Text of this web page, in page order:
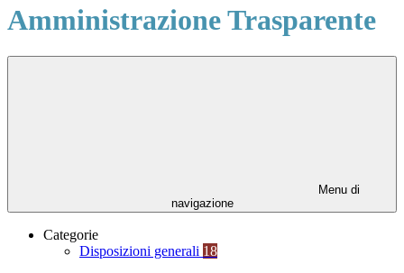
Amministrazione Trasparente
Menu di
navigazione
Categorie
Disposizioni generali 18